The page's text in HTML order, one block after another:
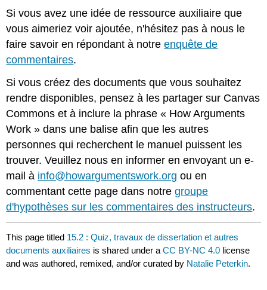
Si vous avez une idée de ressource auxiliaire que
vous aimeriez voir ajoutée, n'hésitez pas à nous le
faire savoir en répondant à notreenquête de
commentaires.
Si vous créez des documents que vous souhaitez
rendre disponibles, pensez à les partager sur Canvas
Commons et à inclure la phrase « How Arguments
Work » dans une balise afin que les autres
personnes qui recherchent le manuel puissent les
trouver. Veuillez nous en informer en envoyant un e-
mail à info@howargumentswork.org ou en
commentant cette page dans notregroupe
d'hypothèses sur les commentaires des instructeurs.
This page titled 15.2 : Quiz, travaux de dissertation et autres
documents auxiliaires is shared under aCC BY-NC 4.0 license
and was authored, remixed, and/or curated by Natalie Peterkin.